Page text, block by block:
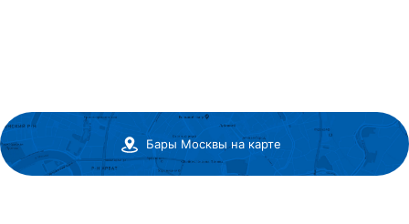
Бары Москвы на карте